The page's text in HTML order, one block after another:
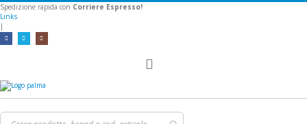
Spedizione rapida con Corriere Espresso!
Links
|